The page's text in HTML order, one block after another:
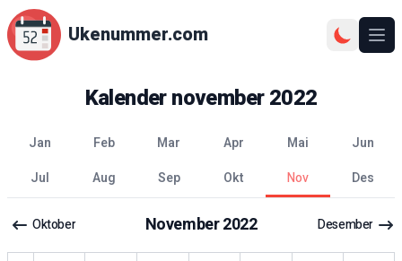
Ukenummer.com
Kalendernovember2022
jan feb mar apr mai
jun
jul
aug sep okt nov des
Oktober November2022 Desember